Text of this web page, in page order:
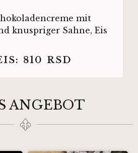
mit
knuspriger Sahne, Eis
810 RSD
ANGEBOT